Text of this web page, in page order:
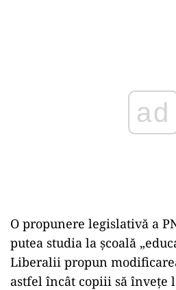
O propunere legislativă a
putea studia la școală
Liberalii propun
astfel încât copiii să învețe